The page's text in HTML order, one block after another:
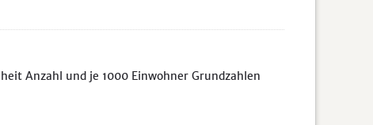
Anzahl und je 1000 Einwohner Grundzahlen